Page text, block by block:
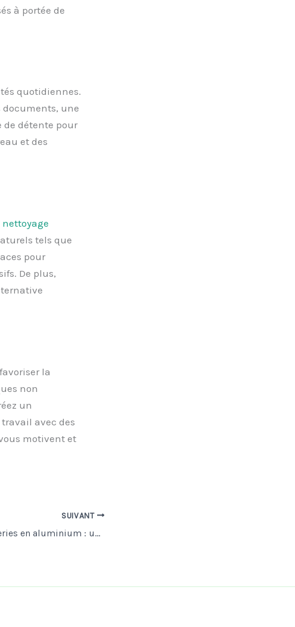
à portée de
quotidiennes.
documents, une
de détente pour
et des
tels que
pour
De plus,
la
non
un
avec des
motivent et
SUIVANT
Les menuiseries en aluminium : un choix moderne et élégant pour votre maison